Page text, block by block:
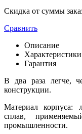
Скидка от суммы
Сравнить
Описание
Характеристики
Гарантия
В два раза легче,
конструкции.
Материал корпуса:
сплав,
промышленности.